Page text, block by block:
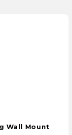
Wall Mount